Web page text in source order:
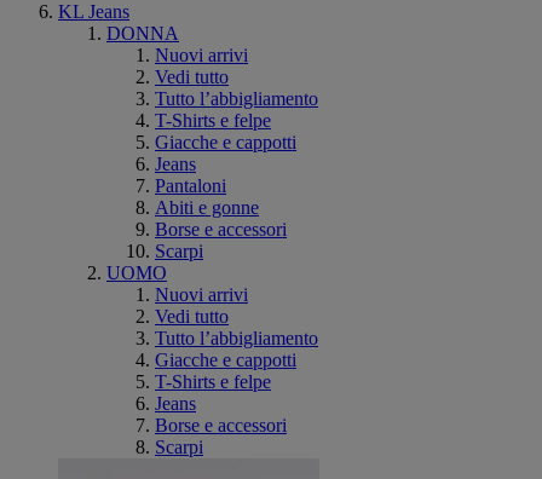
KL Jeans
DONNA
Nuovi arrivi
Vedi tutto
Tutto l’abbigliamento
T-Shirts e felpe
Giacche e cappotti
Jeans
Pantaloni
Abiti e gonne
Borse e accessori
Scarpi
UOMO
Nuovi arrivi
Vedi tutto
Tutto l’abbigliamento
Giacche e cappotti
T-Shirts e felpe
Jeans
Borse e accessori
Scarpi